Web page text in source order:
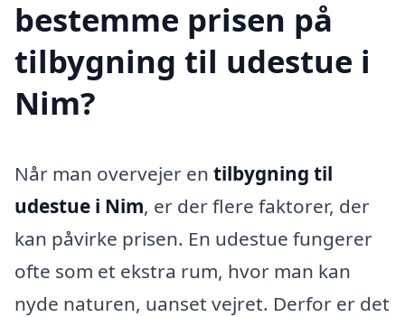
bestemme prisen på
tilbygning til udestue i
Nim?
Når man overvejer en tilbygning til
udestue i Nim, er der flere faktorer, der
kan påvirke prisen. En udestue fungerer
ofte som et ekstra rum, hvor man kan
nyde naturen, uanset vejret. Derfor er det